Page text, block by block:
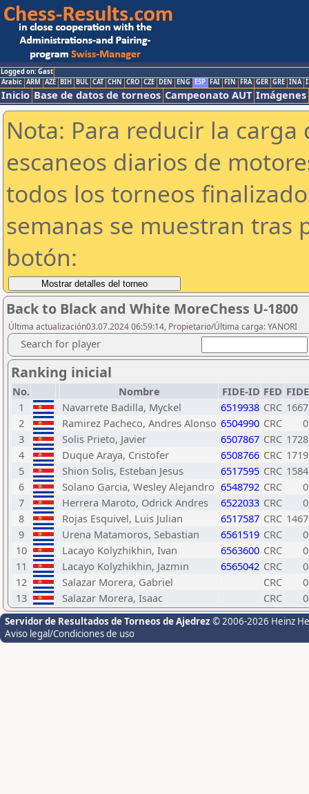
Logged on: Gast
Arabic ARM AZE BIH BUL CAT CHN CRO CZE DEN ENG ESP FAI FIN FRA GER GRE INA
Inicio Base de datos de torneos Campeonato AUT Imágenes
Nota: Para reducir la
escaneos diarios de
todos los torneos
semanas se muestran tras
botón:
Back to Black and White MoreChess U-1800
Última actualización03.07.2024 06:59:14, Propietario/Última carga: YANORI
Search for player
Ranking inicial
No. Nombre FIDE-ID FED FIDE
1
Navarrete Badilla, Myckel 6519938 CRC 1667
2
Ramirez Pacheco, Andres Alonso 6504990 CRC
0
3
Solis Prieto, Javier 6507867 CRC 1728
4
Duque Araya, Cristofer 6508766 CRC 1719
5
Shion Solis, Esteban Jesus 6517595 CRC 1584
6
Solano Garcia, Wesley Alejandro 6548792 CRC
0
7
Herrera Maroto, Odrick Andres 6522033 CRC
0
8
Rojas Esquivel, Luis Julian 6517587 CRC 1467
9
Urena Matamoros, Sebastian 6561519 CRC
0
10
Lacayo Kolyzhikhin, Ivan 6563600 CRC
0
11
Lacayo Kolyzhikhin, Jazmin 6565042 CRC
0
12
Salazar Morera, Gabriel CRC
0
13
Salazar Morera, Isaac CRC 0
Servidor de Resultados de Torneos de Ajedrez © 2006-2026 Heinz
Aviso legal/Condiciones de uso